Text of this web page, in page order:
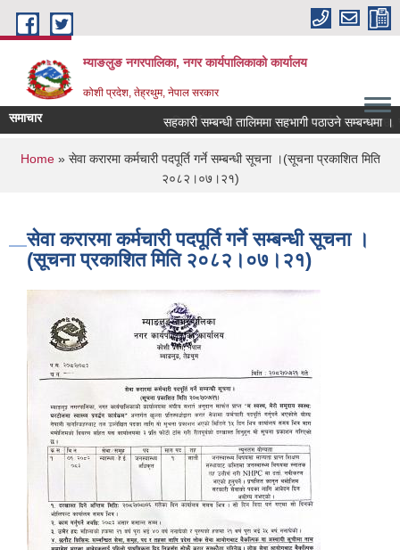
Skip to main content
म्याङलुङ नगरपालिका, नगर कार्यपालिकाको कार्यालय
कोशी प्रदेश, तेह्रथुम, नेपाल सरकार
कृषि, पर्यटन, जलश्रोत, शुशासन र पुर्वाधार । स्वचछ,
समाचार सहकारी सम्बन्धी तालिममा सहभागी पठाउने सम्बन्धमा ।
You are here
Home» सेवा करारमा कर्मचारी पदपूर्ति गर्ने सम्बन्धी सूचना ।(सूचना प्रकाशित मिति
२०८२।०७।२१)
सेवा करारमा कर्मचारी पदपूर्ति गर्ने सम्बन्धी सूचना ।
(सूचना प्रकाशित मिति २०८२।०७।२१)